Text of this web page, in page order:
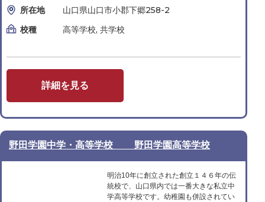
所在地
山口県山口市小郡下郷258-2
校種
高等学校, 共学校
詳細を見る
野田学園中学・高等学校 野田学園高等学校
明治10年に創立された創立１４６年の伝
統校で、山口県内では一番大きな私立中
学高等学校です。幼稚園も併設されてい